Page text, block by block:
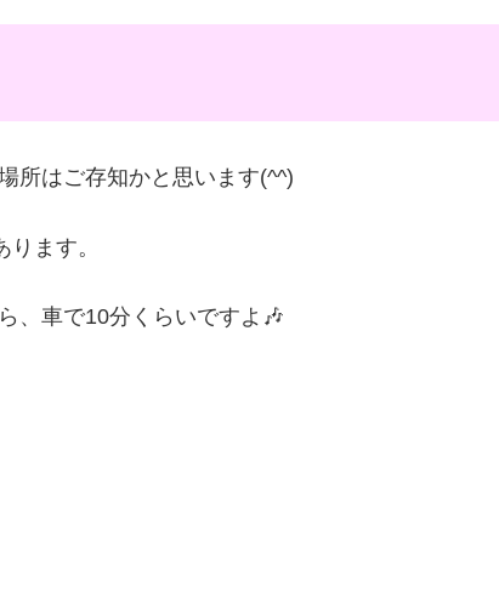
所はご存知かと思います(^^)
ます。
、車で10分くらいですよ🎶